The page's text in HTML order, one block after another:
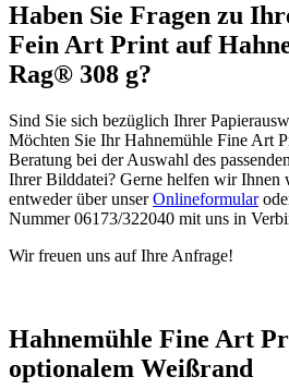
Haben Sie Fragen zu
Fein Art Print auf
Rag® 308 g?
Sind Sie sich bezüglich Ihrer
Möchten Sie Ihr Hahnemühle Fine Art
Beratung bei der Auswahl des
Ihrer Bilddatei? Gerne helfen wir Ihnen
entweder über unserOnlineformular
Nummer 06173/322040 mit uns in
Wir freuen uns auf Ihre Anfrage!
Hahnemühle Fine Art
optionalem Weißrand